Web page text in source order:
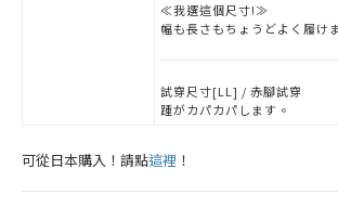
≪我選這個尺寸!≫
幅も長さもちょうどよく履け
試穿尺寸[LL] / 赤腳試穿
踵がカパカパします。
可從日本購入！請點這裡 ！